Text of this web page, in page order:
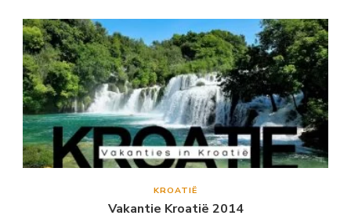
KROATIË
Vakantie Kroatië 2014